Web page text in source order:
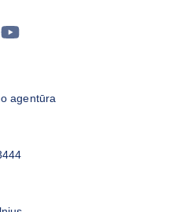
agentūra